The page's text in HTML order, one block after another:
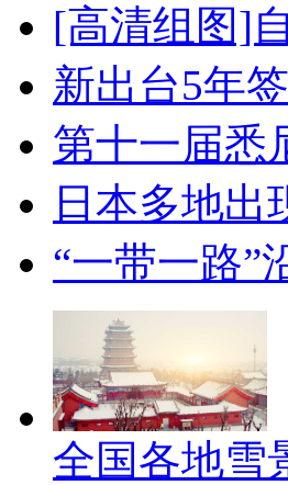
[高清组图]
新出台5年
第十一届悉
日本多地出
“一带一路”
全国各地雪